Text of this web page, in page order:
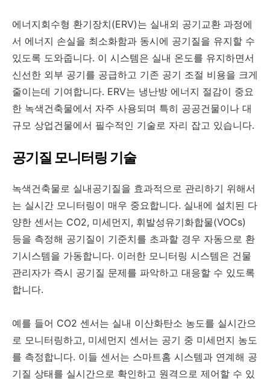
에너지회수형 환기장치(ERV)는 실내외 공기교환 과정에
서 에너지 손실을 최소화함과 동시에 공기질을 유지할 수
있도록 도와줍니다. 이 시스템은 실내 온도를 유지하면서
신선한 외부 공기를 공급하고 기존 공기 조절 비용을 크게
줄이는데 기여합니다. ERV는 냉난방 에너지 절감이 중요
한 녹색건축물에서 자주 사용되며 특히 공공건물이나 대
규모 상업건물에서 필수적인 기술로 자리 잡고 있습니다.
공기질 모니터링 기술
녹색건축물로 실내공기질을 효과적으로 관리하기 위해서
는 실시간 모니터링이 매우 중요합니다. 실내에 설치된 다
양한 센서는 CO2, 미세먼지, 휘발성유기화합물(VOCs)
등을 측정해 공기질이 기준치를 초과할 경우 자동으로 환
기시스템을 가동합니다. 이러한 모니터링 시스템은 건물
관리자가 즉시 공기질 문제를 파악하고 대응할 수 있도록
합니다.
예를 들어 CO2 센서는 실내 이산화탄소 농도를 실시간으
로 모니터링하고, 미세먼지 센서는 공기 중 미세먼지 농도
를 측정합니다. 이들 센서는 스마트홈 시스템과 연계해 공
기질 상태를 실시간으로 확인하고 원격으로 제어할 수 있